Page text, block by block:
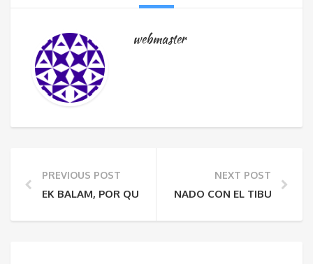
webmaster
PREVIOUS POST
EK BALAM, POR QUE VISITAR ESTE SITIO
NEXT POST
NADO CON EL TIBURÓN